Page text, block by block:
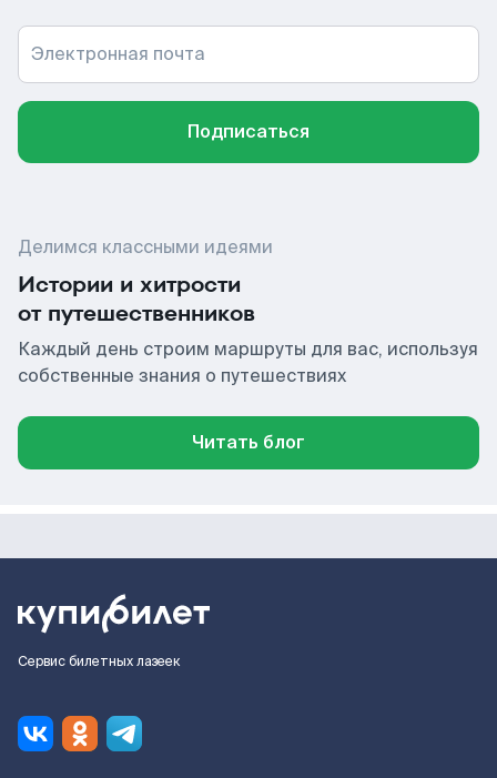
Электронная почта
Подписаться
Делимся классными идеями
Истории и хитрости
от путешественников
Каждый день строим маршруты для вас, используя
собственные знания о путешествиях
Читать блог
Сервис билетных лазеек